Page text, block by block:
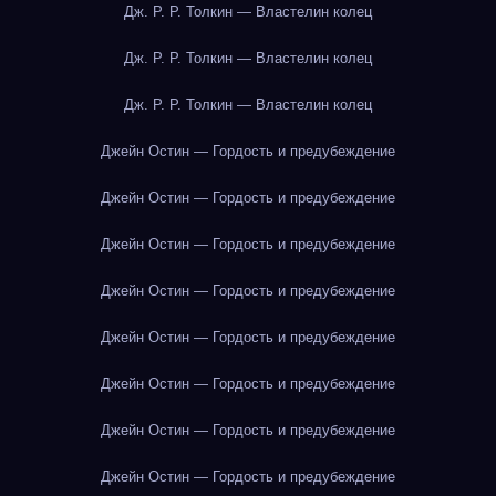
Дж. Р. Р. Толкин — Властелин колец
Дж. Р. Р. Толкин — Властелин колец
Дж. Р. Р. Толкин — Властелин колец
Джейн Остин — Гордость и предубеждение
Джейн Остин — Гордость и предубеждение
Джейн Остин — Гордость и предубеждение
Джейн Остин — Гордость и предубеждение
Джейн Остин — Гордость и предубеждение
Джейн Остин — Гордость и предубеждение
Джейн Остин — Гордость и предубеждение
Джейн Остин — Гордость и предубеждение